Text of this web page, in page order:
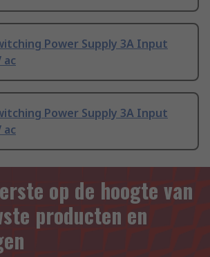
Power Supply 3A Input
ac
Power Supply 3A Input
ac
op de hoogte van
producten en